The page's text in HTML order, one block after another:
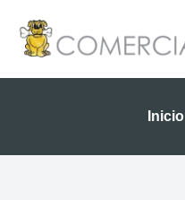
contenido
Inicio